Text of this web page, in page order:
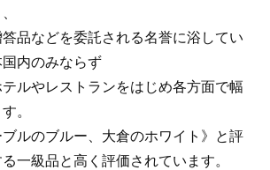
品などを委託される名誉に浴してい
内のみならず
ルやレストランをはじめ各方面で幅
。
ルのブルー、大倉のホワイト》と評
一級品と高く評価されています。